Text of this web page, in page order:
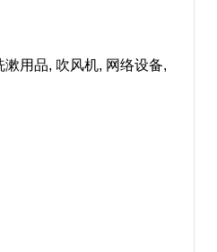
漱用品, 吹风机, 网络设备,